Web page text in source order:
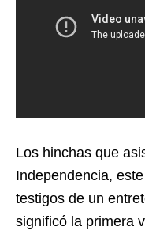
Los hinchas que
Independencia,
testigos de un
significó la primera